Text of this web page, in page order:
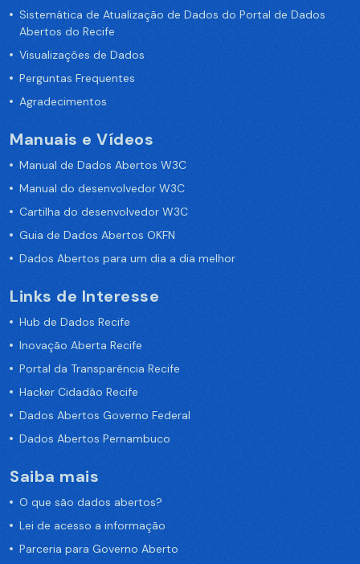
Sistemática de Atualização de Dados do Portal de Dados
Abertos do Recife
Visualizações de Dados
Perguntas Frequentes
Agradecimentos
Manuais e Vídeos
Manual de Dados Abertos W3C
Manual do desenvolvedor W3C
Cartilha do desenvolvedor W3C
Guia de Dados Abertos OKFN
Dados Abertos para um dia a dia melhor
Links de Interesse
Hub de Dados Recife
Inovação Aberta Recife
Portal da Transparência Recife
Hacker Cidadão Recife
Dados Abertos Governo Federal
Dados Abertos Pernambuco
Saiba mais
O que são dados abertos?
Lei de acesso a informação
Parceria para Governo Aberto